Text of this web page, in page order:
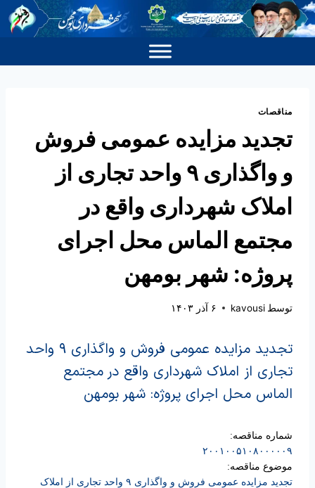
مناقصات
تجدید مزایده عمومی فروش
و واگذاری ۹ واحد تجاری از
املاک شهرداری واقع در
مجتمع الماس محل اجرای
پروژه: شهر بومهن
توسط kavousi ۶ آذر ۱۴۰۳
تجدید مزایده عمومی فروش و واگذاری ۹ واحد
تجاری از املاک شهرداری واقع در مجتمع
الماس محل اجرای پروژه: شهر بومهن
شماره مناقصه:
۲۰۰۱۰۰۵۱۰۸۰۰۰۰۰۹
موضوع مناقصه:
تجدید مزایده عمومی فروش و واگذاری ۹ واحد تجاری از املاک